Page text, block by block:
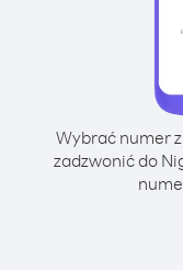
Wybrać numer
zadzwonić do